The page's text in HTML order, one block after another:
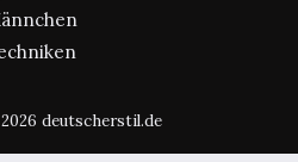
deutscherstil.de